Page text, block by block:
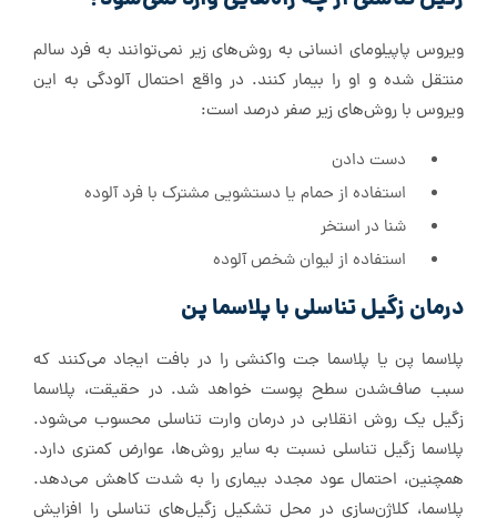
ویروس پاپیلومای انسانی به روش‌های زیر نمی‌توانند به فرد سالم
منتقل شده و او را بیمار کنند. در واقع احتمال آلودگی به این
ویروس با روش‌های زیر صفر درصد است:
دست دادن
استفاده از حمام یا دستشویی مشترک با فرد آلوده
شنا در استخر
استفاده از لیوان شخص آلوده
درمان زگیل تناسلی با پلاسما پن
پلاسما پن یا پلاسما جت واکنشی را در بافت ایجاد می‌کنند که
سبب صاف‌شدن سطح پوست خواهد شد. در حقیقت، پلاسما
زگیل یک روش انقلابی در درمان وارت تناسلی محسوب می‌شود.
پلاسما زگیل تناسلی نسبت به سایر روش‌ها، عوارض کمتری دارد.
همچنین، احتمال عود مجدد بیماری را به شدت کاهش می‌دهد.
پلاسما، کلاژن‌سازی در محل تشکیل زگیل‌های تناسلی را افزایش